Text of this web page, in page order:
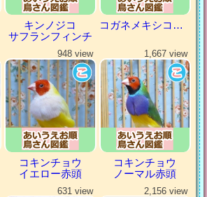
キンノジコ
サフランフィンチ
コガネメキシコインコ
948 view
コキンチョウ
イエロー赤頭
1,667 view
コキンチョウ
ノーマル赤頭
631 view 2,156 view